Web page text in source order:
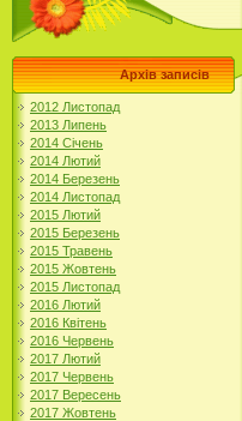
Архів записів
2012 Листопад
2013 Липень
2014 Січень
2014 Лютий
2014 Березень
2014 Листопад
2015 Лютий
2015 Березень
2015 Травень
2015 Жовтень
2015 Листопад
2016 Лютий
2016 Квітень
2016 Червень
2017 Лютий
2017 Червень
2017 Вересень
2017 Жовтень